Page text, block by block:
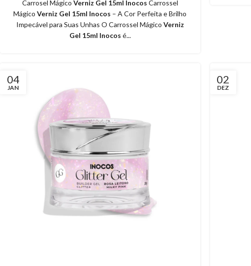
Carrosel Mágico Verniz Gel 15ml Inocos Carrossel
MágicoVerniz Gel 15ml Inocos – A Cor Perfeita e Brilho
Impecável para Suas Unhas O Carrossel Mágico Verniz
Gel 15ml Inocos é...
04
JAN
02
DEZ